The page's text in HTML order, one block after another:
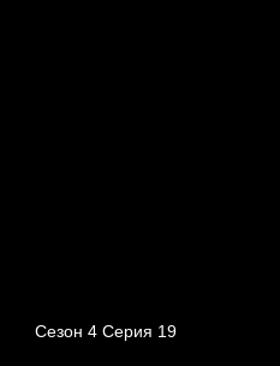
Сезон 4 Серия 19